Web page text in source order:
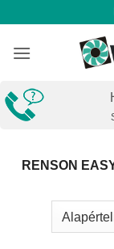
content
RENSON